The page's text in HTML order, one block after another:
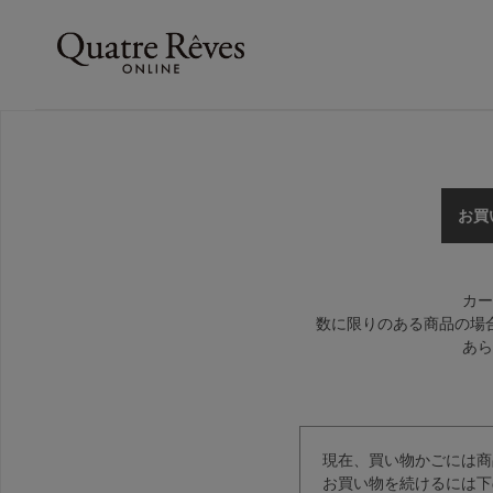
お買
カ
数に限りのある商品の場
あ
現在、買い物かごには
お買い物を続けるには